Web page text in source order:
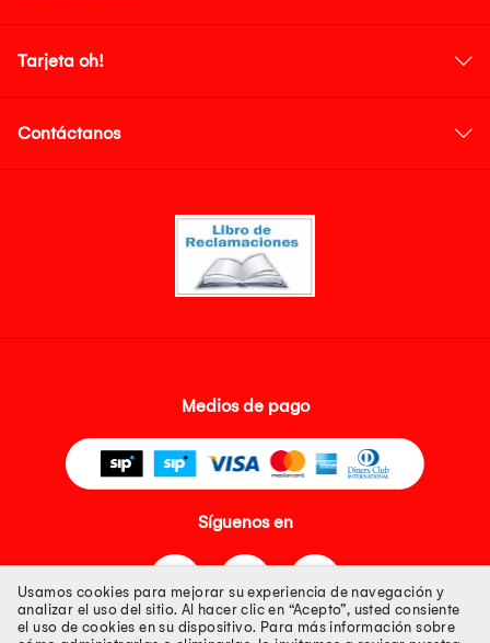
Tarjeta oh!
Contáctanos
Medios de pago
Síguenos en
Usamos cookies para mejorar su experiencia de navegación y
analizar el uso del sitio. Al hacer clic en “Acepto”, usted consiente
el uso de cookies en su dispositivo. Para más información sobre